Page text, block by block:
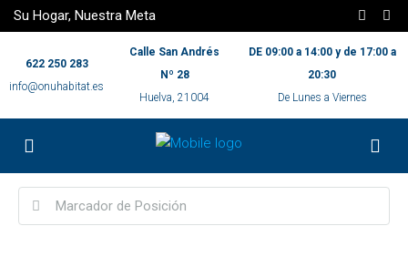
Su Hogar, Nuestra Meta
622 250 283
info@onuhabitat.es
Calle San Andrés
Nº 28
Huelva, 21004
DE 09:00 a 14:00 y de 17:00 a
20:30
De Lunes a Viernes